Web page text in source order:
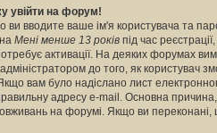
увійти на форум!
ви вводите ваше ім'я користувача та
Мені менше 13 років під час
активації. На деяких форумах
до того, як користувач
вам було надіслано лист
адресу e-mail. Основна причина,
на форумі. Якщо ви